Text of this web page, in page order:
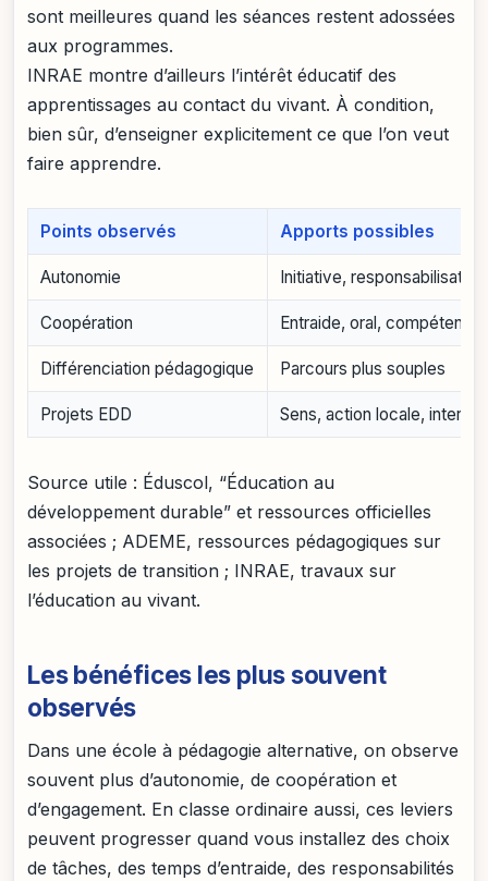
sont meilleures quand les séances restent adossées
aux programmes.
INRAE montre d’ailleurs l’intérêt éducatif des
apprentissages au contact du vivant. À condition,
bien sûr, d’enseigner explicitement ce que l’on veut
faire apprendre.
Points observés Apports possibles
Autonomie Initiative, responsabilisation
Coopération Entraide, oral,
Différenciation pédagogique Parcours plus souples
Projets EDD Sens, action locale,
Source utile : Éduscol, “Éducation au
développement durable” et ressources officielles
associées ; ADEME, ressources pédagogiques sur
les projets de transition ; INRAE, travaux sur
l’éducation au vivant.
Les bénéfices les plus souvent
observés
Dans une école à pédagogie alternative, on observe
souvent plus d’autonomie, de coopération et
d’engagement. En classe ordinaire aussi, ces leviers
peuvent progresser quand vous installez des choix
de tâches, des temps d’entraide, des responsabilités